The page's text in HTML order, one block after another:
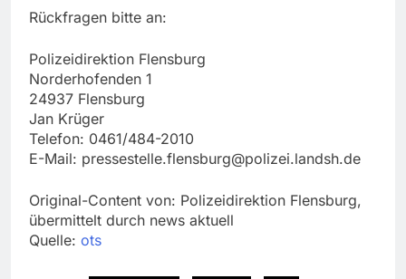
Rückfragen bitte an:
Polizeidirektion Flensburg
Norderhofenden 1
24937 Flensburg
Jan Krüger
Telefon: 0461/484-2010
E-Mail: pressestelle.flensburg@polizei.landsh.de
Original-Content von: Polizeidirektion Flensburg,
übermittelt durch news aktuell
Quelle: ots